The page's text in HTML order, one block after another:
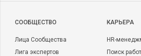
CООБЩЕСТВО
Лица Сообщества
Лига экспертов
КАРЬЕРА
HR-
Поиск